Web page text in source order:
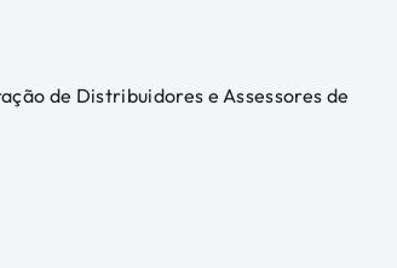
de Distribuidores e Assessores de